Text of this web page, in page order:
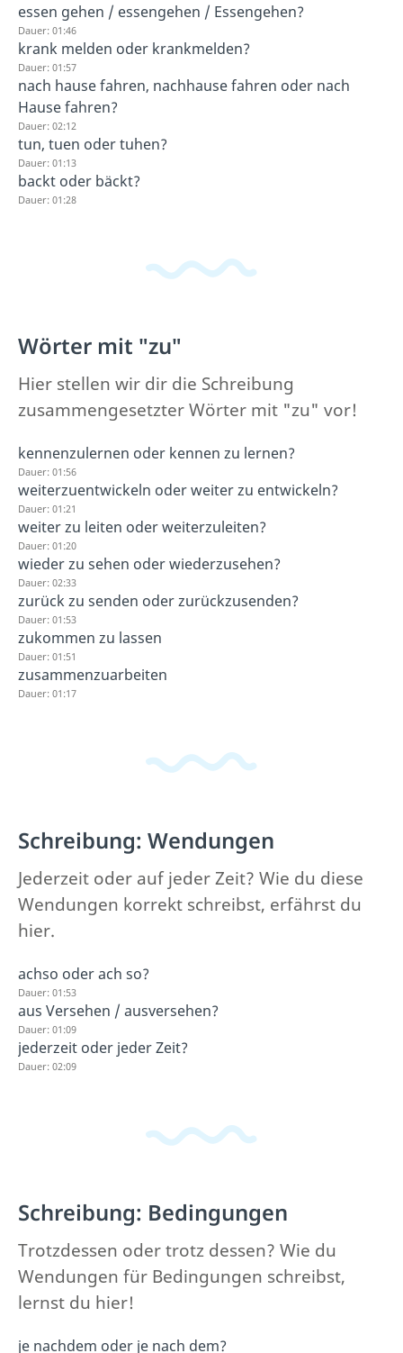
essen gehen / essengehen / Essengehen?
Dauer: 01:46
krank melden oder krankmelden?
Dauer: 01:57
nach hause fahren, nachhause fahren oder nach
Hause fahren?
Dauer: 02:12
tun, tuen oder tuhen?
Dauer: 01:13
backt oder bäckt?
Dauer: 01:28
Wörter mit "zu"
Hier stellen wir dir die Schreibung
zusammengesetzter Wörter mit "zu" vor!
kennenzulernen oder kennen zu lernen?
Dauer: 01:56
weiterzuentwickeln oder weiter zu entwickeln?
Dauer: 01:21
weiter zu leiten oder weiterzuleiten?
Dauer: 01:20
wieder zu sehen oder wiederzusehen?
Dauer: 02:33
zurück zu senden oder zurückzusenden?
Dauer: 01:53
zukommen zu lassen
Dauer: 01:51
zusammenzuarbeiten
Dauer: 01:17
Schreibung: Wendungen
Jederzeit oder auf jeder Zeit? Wie du diese
Wendungen korrekt schreibst, erfährst du
hier.
achso oder ach so?
Dauer: 01:53
aus Versehen / ausversehen?
Dauer: 01:09
jederzeit oder jeder Zeit?
Dauer: 02:09
Schreibung: Bedingungen
Trotzdessen oder trotz dessen? Wie du
Wendungen für Bedingungen schreibst,
lernst du hier!
je nachdem oder je nach dem?